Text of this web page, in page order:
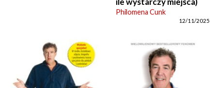
Philomena Cunk
12/11/2025